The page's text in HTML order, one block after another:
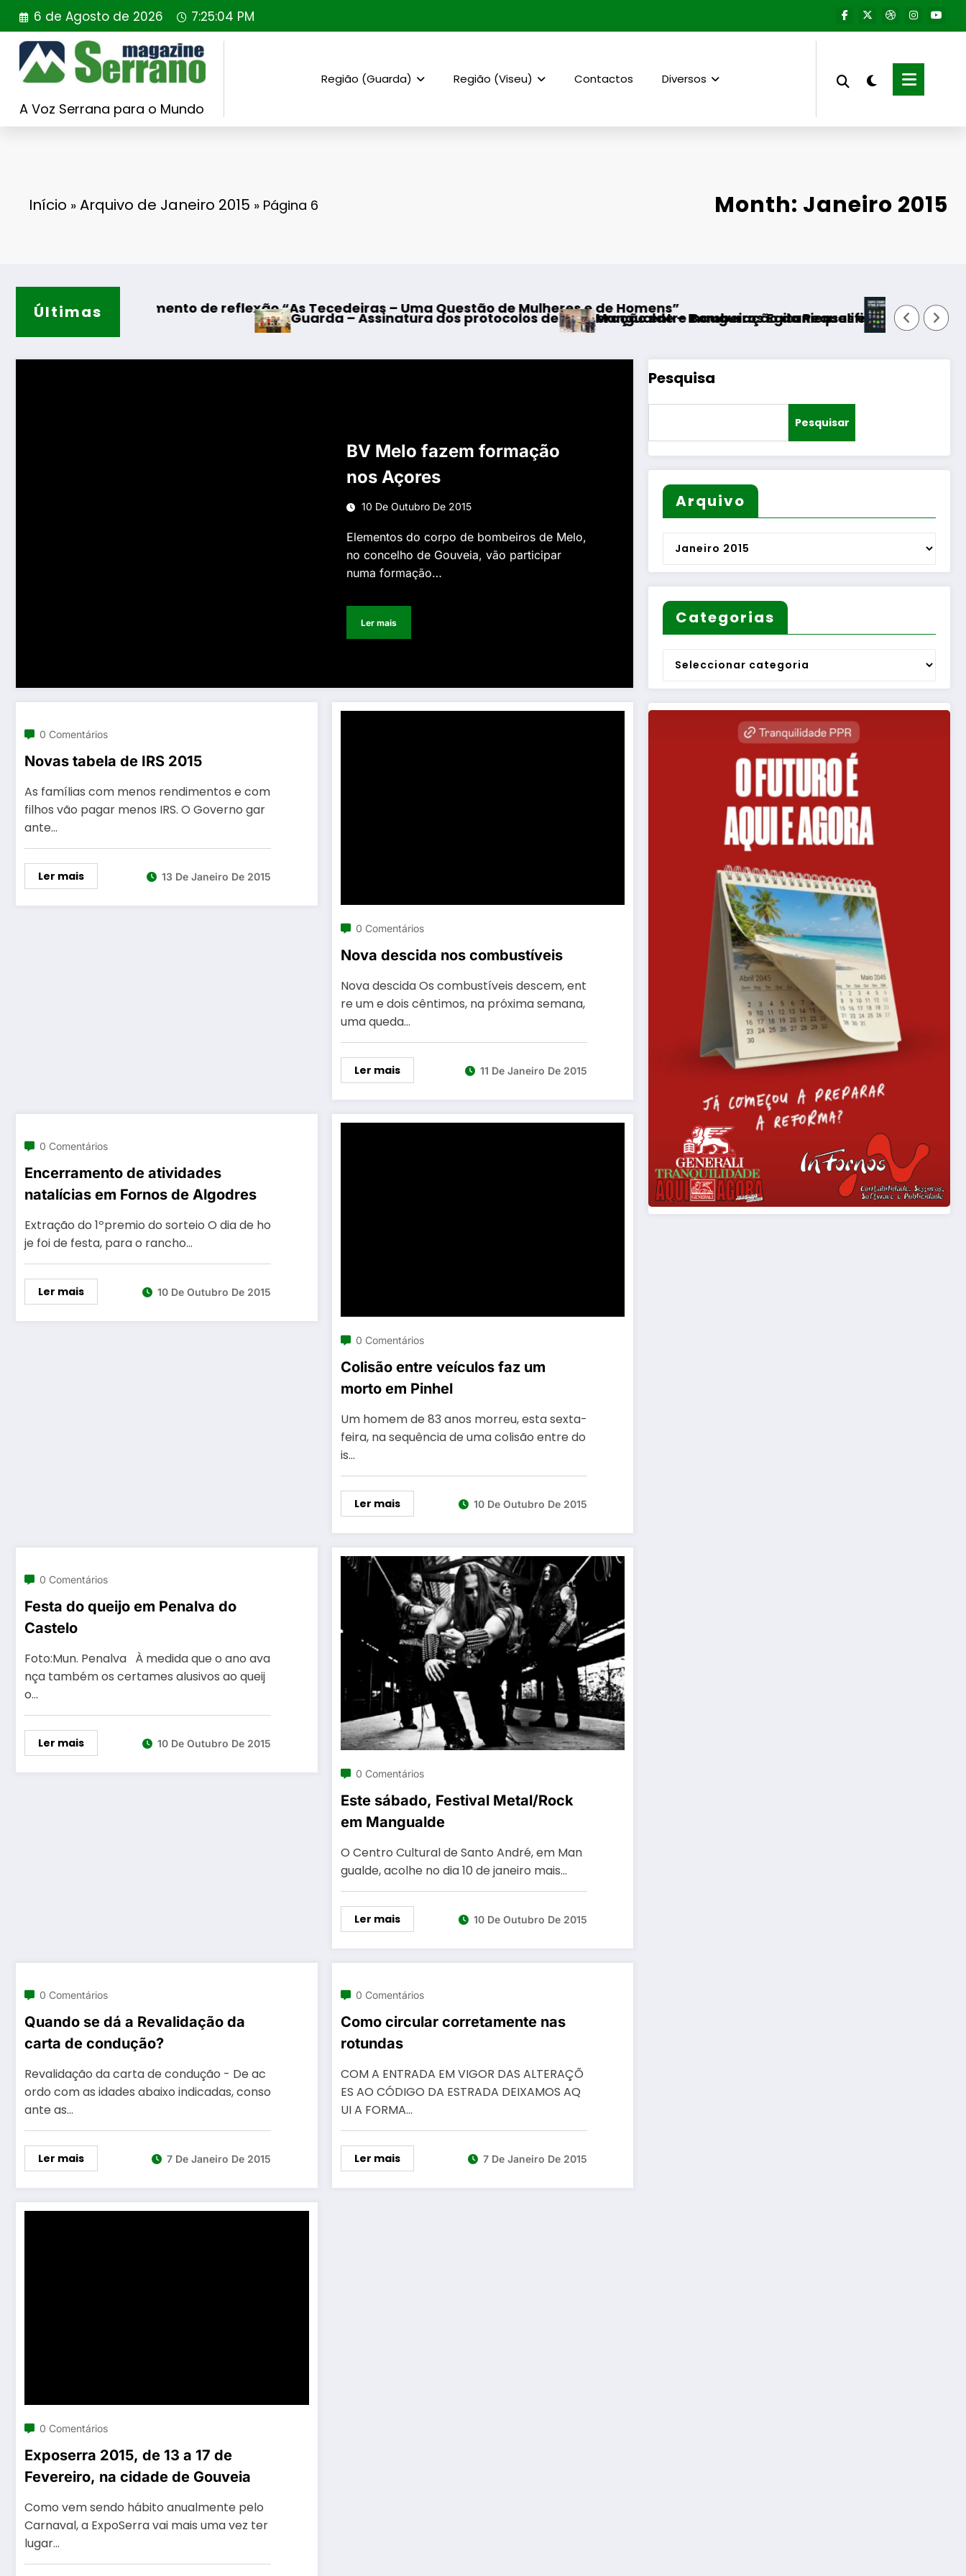
Saltar
para
conteúdo
6 de Agosto de 2026 7:25:05 PM
A Voz Serrana para o Mundo
Região (Guarda) Região (Viseu) Contactos Diversos
Início » Arquivo de Janeiro 2015 » Página 6 Month: Janeiro 2015
Últimas
de reflexão “As Tecedeiras – Uma Questão de Mulheres e de Homens”
Guarda – Assinatura dos protocolos de cooperação entre Bombeiros Egitanienses e diversas Freguesias
Mangualde – Inauguração da Requalificação do Bairro Municipal
Aumento do número de
BV Melo fazem formação
nos Açores
10 De Outubro De 2015
Elementos do corpo de bombeiros de Melo,
no concelho de Gouveia, vão participar
numa formação…
Ler mais
0 Comentários
Novas tabela de IRS 2015
As famílias com menos rendimentos e com
filhos vão pagar menos IRS. O Governo gar
ante…
Ler mais 13 De Janeiro De 2015
0 Comentários
Nova descida nos combustíveis
Nova descida Os combustíveis descem, ent
re um e dois cêntimos, na próxima semana,
uma queda…
Ler mais 11 De Janeiro De 2015
0 Comentários
Encerramento de atividades
natalícias em Fornos de Algodres
Extração do 1ºpremio do sorteio O dia de ho
je foi de festa, para o rancho…
Ler mais 10 De Outubro De 2015
0 Comentários
Colisão entre veículos faz um
morto em Pinhel
Um homem de 83 anos morreu, esta sexta-
feira, na sequência de uma colisão entre do
is…
Ler mais 10 De Outubro De 2015
0 Comentários
Festa do queijo em Penalva do
Castelo
Foto:Mun. Penalva À medida que o ano ava
nça também os certames alusivos ao queij
o…
Ler mais 10 De Outubro De 2015
0 Comentários
Este sábado, Festival Metal/Rock
em Mangualde
O Centro Cultural de Santo André, em Man
gualde, acolhe no dia 10 de janeiro mais…
Ler mais 10 De Outubro De 2015
0 Comentários
Quando se dá a Revalidação da
carta de condução?
Revalidação da carta de condução - De ac
ordo com as idades abaixo indicadas, conso
ante as…
Ler mais 7 De Janeiro De 2015
0 Comentários
Como circular corretamente nas
rotundas
COM A ENTRADA EM VIGOR DAS ALTERAÇÕ
ES AO CÓDIGO DA ESTRADA DEIXAMOS AQ
UI A FORMA…
Ler mais 7 De Janeiro De 2015
0 Comentários
Exposerra 2015, de 13 a 17 de
Fevereiro, na cidade de Gouveia
Como vem sendo hábito anualmente pelo
Carnaval, a ExpoSerra vai mais uma vez ter
lugar…
Pesquisa
Pesquisar
Arquivo
Arquivo
Categorias
Categorias